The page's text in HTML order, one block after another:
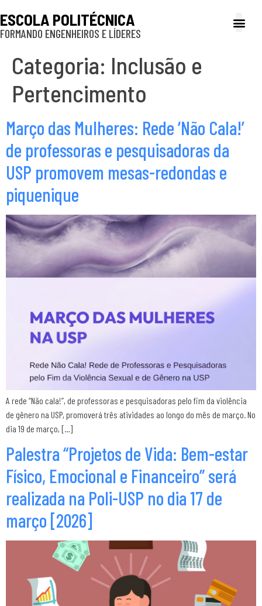
ESCOLA POLITÉCNICA
FORMANDO ENGENHEIROS E LÍDERES
Categoria: Inclusão e
Pertencimento
Março das Mulheres: Rede ‘Não Cala!’
de professoras e pesquisadoras da
USP promovem mesas-redondas e
piquenique
A rede “Não cala!”, de professoras e pesquisadoras pelo fim da violência
de gênero na USP, promoverá três atividades ao longo do mês de março. No
dia 19 de março, […]
Palestra “Projetos de Vida: Bem-estar
Físico, Emocional e Financeiro” será
realizada na Poli-USP no dia 17 de
março [2026]